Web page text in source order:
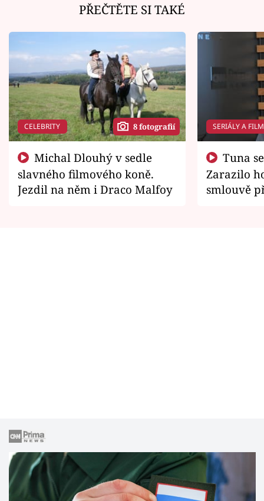
PŘEČTĚTE SI TAKÉ
CELEBRITY 8 fotografií
slavného filmového koně.
Jezdil na něm i Draco Malfoy
SERIÁLY A
Zarazilo
smlouvě